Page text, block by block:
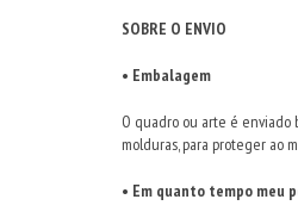
SOBRE O ENVIO
• Embalagem
O quadro ou arte é enviado
molduras, para proteger ao
• Em quanto tempo meu